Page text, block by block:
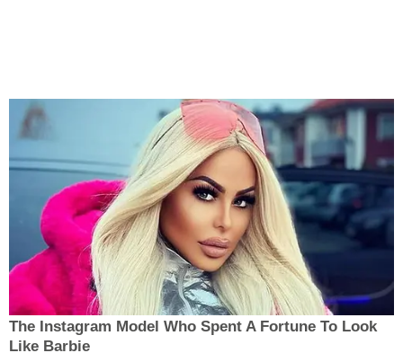
The Instagram Model Who Spent A Fortune To Look
Like Barbie